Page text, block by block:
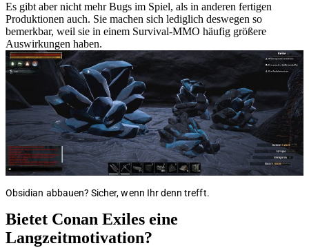
Es gibt aber nicht mehr Bugs im Spiel, als in anderen fertigen
Produktionen auch. Sie machen sich lediglich deswegen so
bemerkbar, weil sie in einem Survival-MMO häufig größere
Auswirkungen haben.
Obsidian abbauen? Sicher, wenn Ihr denn trefft.
Bietet Conan Exiles eine
Langzeitmotivation?